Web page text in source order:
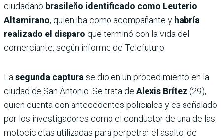
ciudadano brasileño identificado como Leuterio
Altamirano, quien iba como acompañante y habría
realizado el disparo que terminó con la vida del
comerciante, según informe de Telefuturo.
La segunda captura se dio en un procedimiento en la
ciudad de San Antonio. Se trata de Alexis Brítez (29),
quien cuenta con antecedentes policiales y es señalado
por los investigadores como el conductor de una de las
motocicletas utilizadas para perpetrar el asalto, de